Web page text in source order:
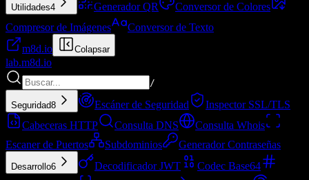
Utilidades4 Generador QR
Conversor de Colores
Compresor de Imágenes
Conversor de Texto
m8d.io
Colapsar
lab.m8d.io
/
Seguridad8 Escáner de Seguridad
Inspector SSL/TLS
Cabeceras HTTP
Consulta DNS
Consulta Whois
Escaner de Puertos
Subdominios Generador Contraseñas
Desarrollo6 Decodificador JWT
Codec Base64